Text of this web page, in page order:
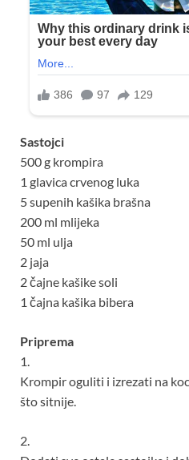
Sastojci
500 g krompira
1 glavica crvenog luka
5 supenih kašika brašna
200 ml mlijeka
50 ml ulja
2 jaja
2 čajne kašike soli
1 čajna kašika bibera
Priprema
1.
Krompir oguliti i izrezati na
što sitnije.
2.